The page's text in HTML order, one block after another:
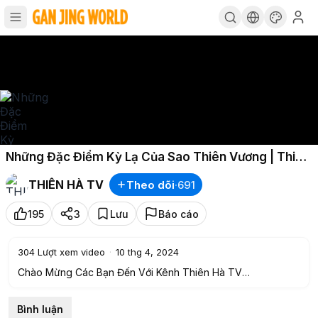
Những Đặc Điểm Kỳ Lạ Của Sao Thiên Vương | Thiên
Hà TV
THIÊN HÀ TV
Theo dõi·691
195 3 Lưu Báo cáo
304 Lượt xem video · 10 thg 4, 2024
Chào Mừng Các Bạn Đến Với Kênh Thiên Hà TV
Của Sao Thiên Vương | Thiên Hà TV
Bình luận